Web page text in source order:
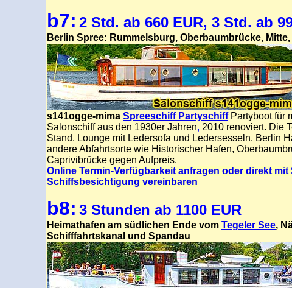
b7: 2 Std. ab 660 EUR, 3 Std. ab
Berlin Spree: Rummelsburg, Oberbaumbrücke,
s141ogge-mima Spreeschiff Partyschiff Partyboot für
Salonschiff aus den 1930er Jahren, 2010 renoviert. Die
Stand. Lounge mit Ledersofa und Ledersesseln. Berlin
andere Abfahrtsorte wie Historischer Hafen,
Caprivibrücke gegen Aufpreis.
Online Termin-Verfügbarkeit anfragen oder direkt
Schiffsbesichtigung vereinbaren
b8: 3 Stunden ab 1100 EUR
Heimathafen am südlichen Ende vom Tegeler See,
Schifffahrtskanal und Spandau